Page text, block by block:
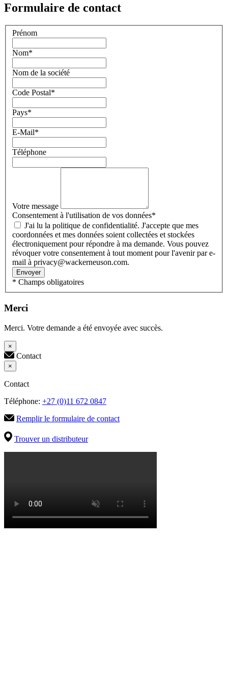
Formulaire de contact
Prénom
Nom*
Nom de la société
Code Postal*
Pays*
E-Mail*
Téléphone
Votre message
Consentement à l'utilisation de vos données*
coordonnées et mes données soient collectées et stockées
électroniquement pour répondre à ma demande. Vous pouvez
révoquer votre consentement à tout moment pour l'avenir par e-
mail à privacy@wackerneuson.com.
Envoyer
* Champs obligatoires
Merci
Merci. Votre demande a été envoyée avec succès.
×
Contact
×
Contact
Téléphone: +27 (0)11 672 0847
Remplir le formulaire de contact
Trouver un distributeur